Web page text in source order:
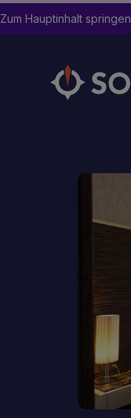
Zum Hauptinhalt springen